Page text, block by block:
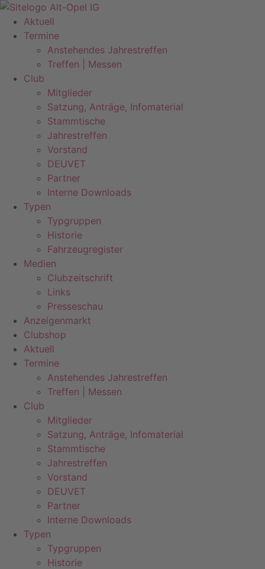
Zum
Inhalt
springen
Aktuell
Termine
Anstehendes Jahrestreffen
Treffen | Messen
Club
Mitglieder
Satzung, Anträge, Infomaterial
Stammtische
Jahrestreffen
Vorstand
DEUVET
Partner
Interne Downloads
Typen
Typgruppen
Historie
Fahrzeugregister
Medien
Clubzeitschrift
Links
Presseschau
Anzeigenmarkt
Clubshop
Aktuell
Termine
Anstehendes Jahrestreffen
Treffen | Messen
Club
Mitglieder
Satzung, Anträge, Infomaterial
Stammtische
Jahrestreffen
Vorstand
DEUVET
Partner
Interne Downloads
Typen
Typgruppen
Historie